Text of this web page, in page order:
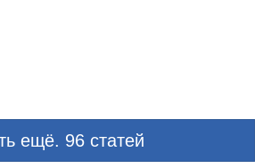
ещё. 96 статей